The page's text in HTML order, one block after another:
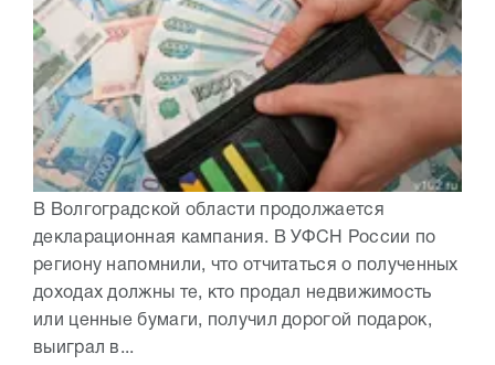
В Волгоградской области продолжается
декларационная кампания. В УФСН России по
региону напомнили, что отчитаться о полученных
доходах должны те, кто продал недвижимость
или ценные бумаги, получил дорогой подарок,
выиграл в...